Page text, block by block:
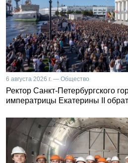
6 августа 2026 г. — Общество
Ректор Санкт-Петербургского
императрицы Екатерины II